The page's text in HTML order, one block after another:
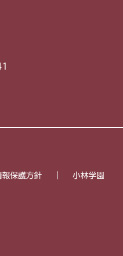
報保護方針 小林学園